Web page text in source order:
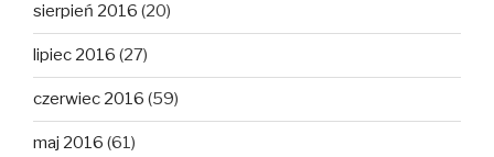
sierpień 2016 (20)
lipiec 2016 (27)
czerwiec 2016 (59)
maj 2016 (61)